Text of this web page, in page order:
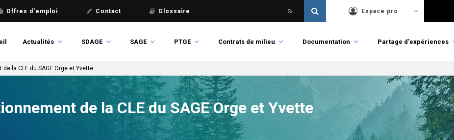
Offres d'emploi Contact Glossaire Espace pro
Actualités SDAGE SAGE PTGE Contrats de milieu Documentation Partage d'expériences
la CLE du SAGE Orge et Yvette
de la CLE du SAGE Orge et Yvette